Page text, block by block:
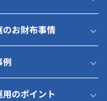
お財布事情
例
のポイント